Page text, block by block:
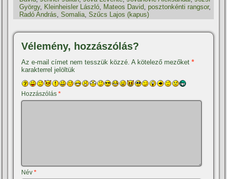
György, Kleinheisler László Mateos David ,posztonkénti rangsor,
Radó András ,Somalia ,Szűcs Lajos (kapus)
Vélemény, hozzászólás?
Az e-mail címet nem tesszük közzé. A kötelező mezőket*
karakterrel jelöltük
Hozzászólás*
Név*